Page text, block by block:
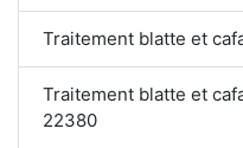
Traitement blatte et
Traitement blatte et
22380